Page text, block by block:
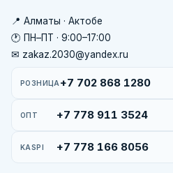
📍 Алматы · Актобе
🕐 ПН–ПТ · 9:00–17:00
✉ zakaz.2030@yandex.ru
РОЗНИЦА +7 702 868 1280
ОПТ +7 778 911 3524
KASPI +7 778 166 8056